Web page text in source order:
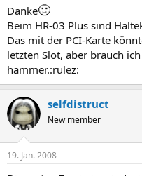
Danke🙂
Beim HR-03 Plus sind
Das mit der PCI-Karte
letzten Slot, aber brauch
hammer.:rulez:
selfdistruct
New member
19. Jan. 2008